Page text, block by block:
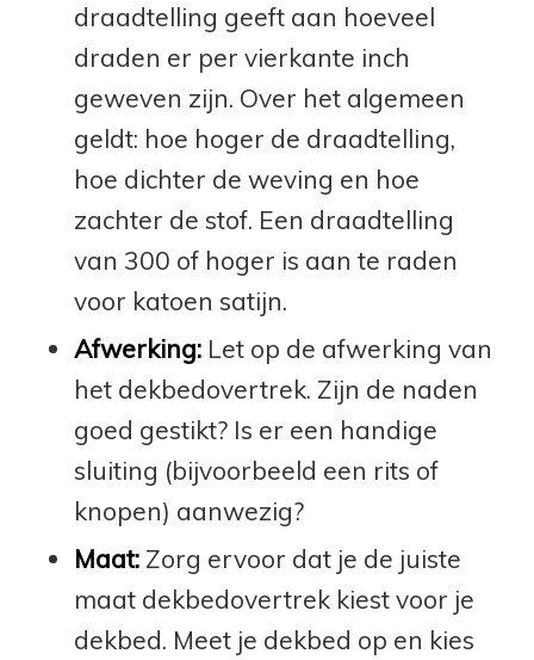
draadtelling geeft aan hoeveel
draden er per vierkante inch
geweven zijn. Over het algemeen
geldt: hoe hoger de draadtelling,
hoe dichter de weving en hoe
zachter de stof. Een draadtelling
van 300 of hoger is aan te raden
voor katoen satijn.
Afwerking:Let op de afwerking van
het dekbedovertrek. Zijn de naden
goed gestikt? Is er een handige
sluiting (bijvoorbeeld een rits of
knopen) aanwezig?
Maat:Zorg ervoor dat je de juiste
maat dekbedovertrek kiest voor je
dekbed. Meet je dekbed op en kies